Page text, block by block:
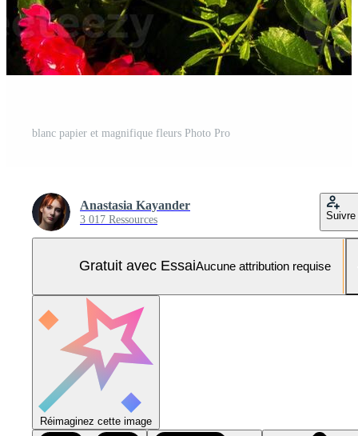
blanc papier et magnifique fleurs Photo Pro
Anastasia Kayander
3 017 Ressources Suivre
Gratuit avec EssaiAucune attribution requise
Réimaginez cette image